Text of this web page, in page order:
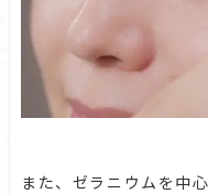
また、ゼラニウムを中